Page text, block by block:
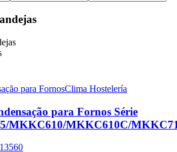
para FornosClima Hostelería
para Fornos Série
MKKC610/MKKC610C/